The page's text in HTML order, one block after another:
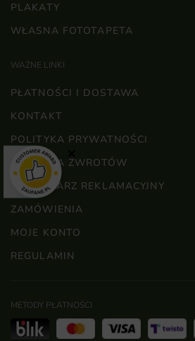
PLAKATY
WŁASNA FOTOTAPETA
WAŻNE LINKI
PŁATNOŚCI I DOSTAWA
KONTAKT
POLITYKA PRYWATNOŚCI
POLITYKA ZWROTÓW
FORMULARZ REKLAMACYJNY
ZAMÓWIENIA
MOJE KONTO
REGULAMIN
METODY PŁATNOŚCI